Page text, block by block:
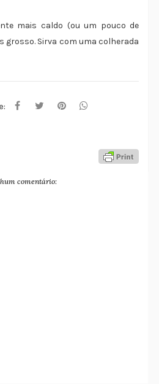
mais caldo (ou um pouco de
grosso. Sirva com uma colherada
comentário: